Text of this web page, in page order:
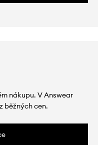
nákupu. V Answear
běžných cen.